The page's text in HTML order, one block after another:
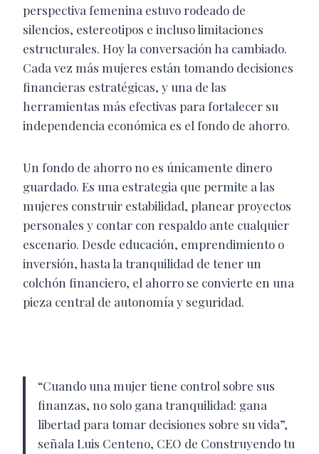
perspectiva femenina estuvo rodeado de
silencios, estereotipos e incluso limitaciones
estructurales. Hoy la conversación ha cambiado.
Cada vez más mujeres están tomando decisiones
financieras estratégicas, y una de las
herramientas más efectivas para fortalecer su
independencia económica es el fondo de ahorro.
Un fondo de ahorro no es únicamente dinero
guardado. Es una estrategia que permite a las
mujeres construir estabilidad, planear proyectos
personales y contar con respaldo ante cualquier
escenario. Desde educación, emprendimiento o
inversión, hasta la tranquilidad de tener un
colchón financiero, el ahorro se convierte en una
pieza central de autonomía y seguridad.
“Cuando una mujer tiene control sobre sus
finanzas, no solo gana tranquilidad: gana
libertad para tomar decisiones sobre su vida”,
señala Luis Centeno, CEO de Construyendo tu